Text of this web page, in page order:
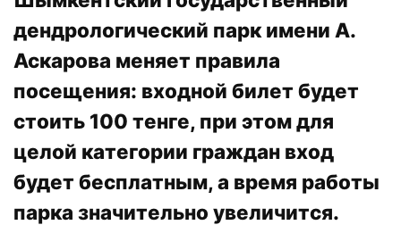
дендрологический парк имени А.
Аскарова меняет правила
посещения: входной билет будет
стоить 100 тенге, при этом для
целой категории граждан вход
будет бесплатным, а время работы
парка значительно увеличится.